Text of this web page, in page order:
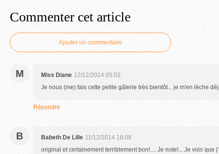
Commenter cet article
Ajouter un commentaire
M Miss Diane 12/12/2014 05:02
Je nous (me) fais cette petite gâterie très bientôt... je m'en lèche
Répondre
B Babeth De Lille 11/12/2014 18:08
original et certainement terriblement bon!.... Je note!... Je vois que